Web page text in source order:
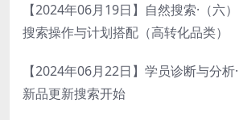
【2024年06月19日】自然搜索·（六
搜索操作与计划搭配（高转化品类）
【2024年06月22日】学员诊断与分析
新品更新搜索开始